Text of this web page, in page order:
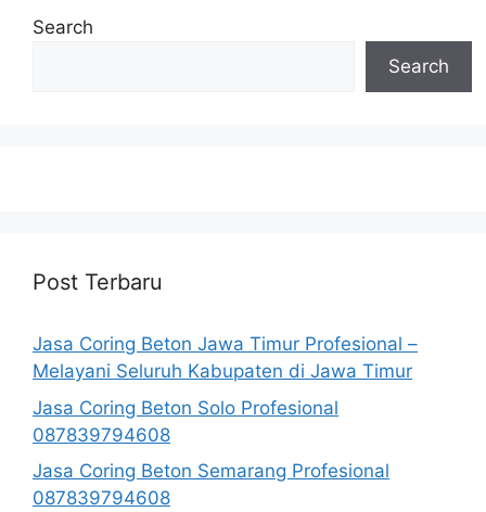
Search
Search
Post Terbaru
Jasa Coring Beton Jawa Timur Profesional –
Melayani Seluruh Kabupaten di Jawa Timur
Jasa Coring Beton Solo Profesional
087839794608
Jasa Coring Beton Semarang Profesional
087839794608